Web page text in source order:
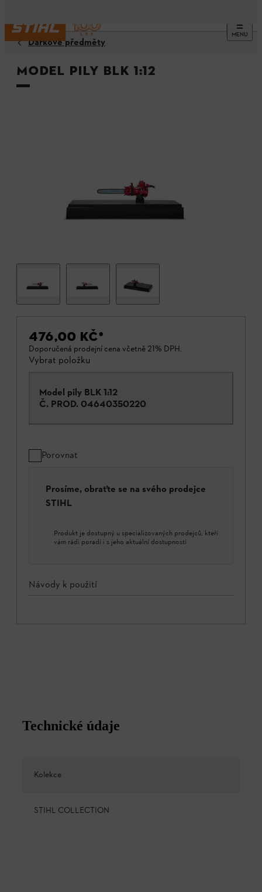
MENU
Dárkové předměty
Model pily BLK 1:12
476,00 KČ*
Doporučená prodejní cena včetně 21% DPH.
Vybrat položku
Model pily BLK 1:12
Č. PROD. 04640350220
Porovnat
Prosíme, obraťte se na svého prodejce
STIHL
Produkt je dostupný u specializovaných prodejců, kteří
vám rádi poradí i s jeho aktuální dostupností
Návody k použití
Technické údaje
Kolekce
STIHL COLLECTION